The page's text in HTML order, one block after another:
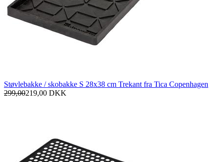
Støvlebakke / skobakke S 28x38 cm Trekant fra Tica Copenhagen
299,00219,00 DKK